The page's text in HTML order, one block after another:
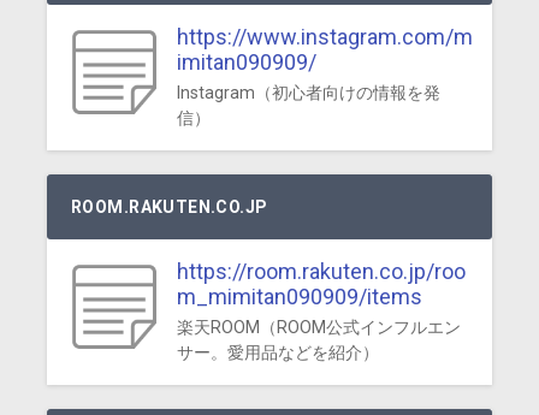
https://www.instagram.com/m
imitan090909/
Instagram（初心者向けの情報を発
信）
ROOM.RAKUTEN.CO.JP
https://room.rakuten.co.jp/roo
m_mimitan090909/items
楽天ROOM（ROOM公式インフルエン
サー。愛用品などを紹介）